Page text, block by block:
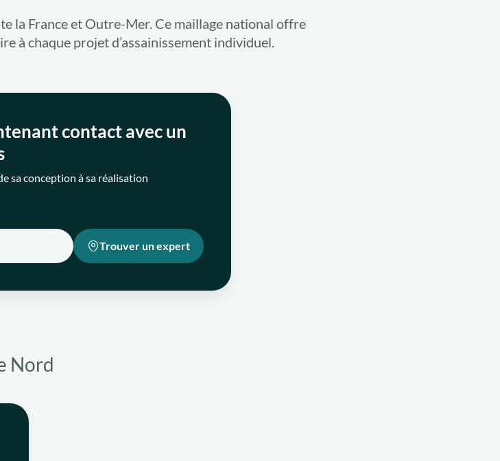
la France et Outre-Mer. Ce maillage national offre
à chaque projet d’assainissement individuel.
contact avec un
sa conception à sa réalisation
Trouver un expert
Nord